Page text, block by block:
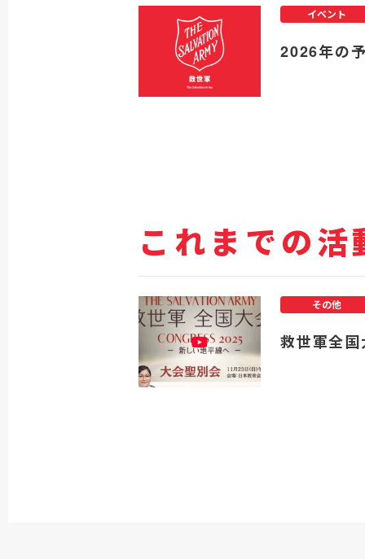
2026年の
イベント
これまでの活
救世軍全
その他